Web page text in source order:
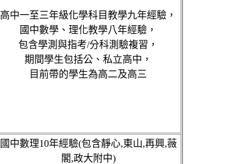
高中一至三年級化學科目教學九年經驗，
國中數學、理化教學八年經驗，
包含學測與指考/分科測驗複習，
期間學生包括公、私立高中，
目前帶的學生為高二及高三
國中數理10年經驗(包含靜心,東山,再興,薇
閣,政大附中)